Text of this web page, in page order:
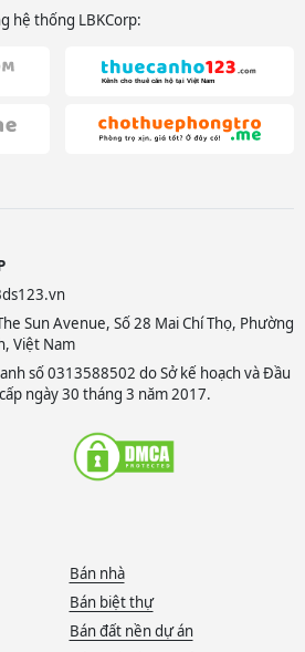
hệ thống LBKCorp:
Sun Avenue, Số 28 Mai Chí Thọ, Phường
Việt Nam
số 0313588502 do Sở kế hoạch và Đầu
ngày 30 tháng 3 năm 2017.
Bán nhà
Bán biệt thự
Bán đất nền dự án